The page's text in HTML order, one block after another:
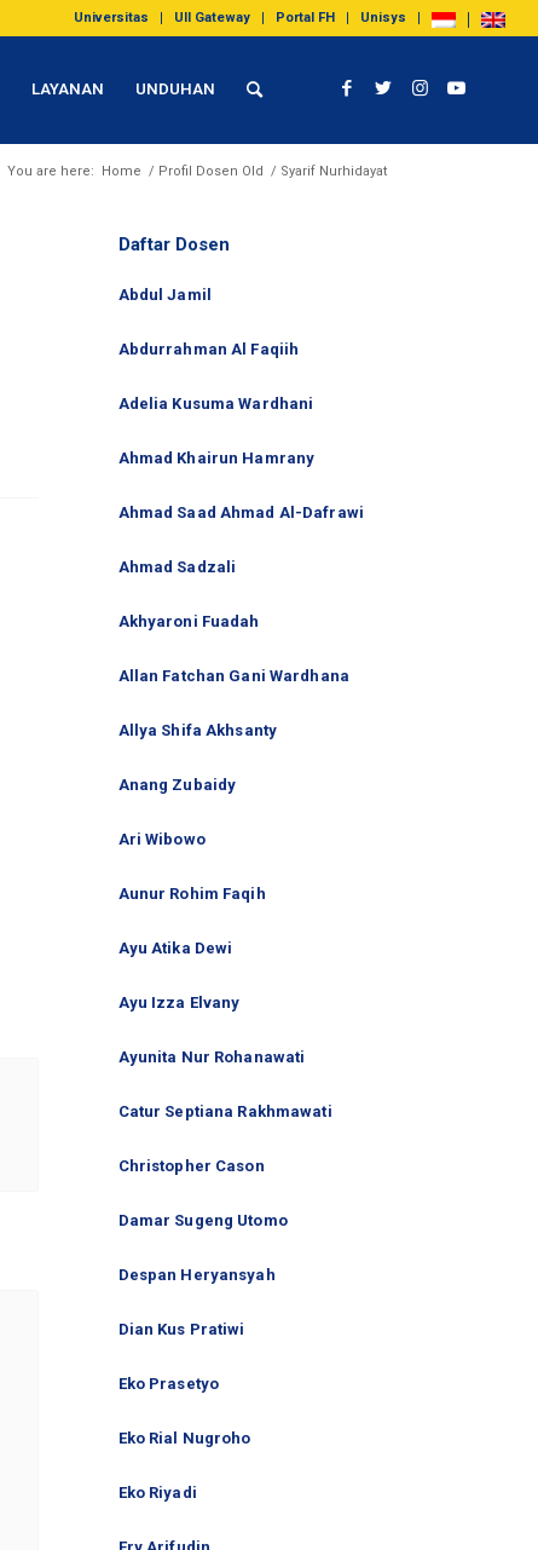
Universitas UII Gateway Portal FH Unisys
LAYANAN UNDUHAN
You are here: Home / Profil Dosen Old / Syarif Nurhidayat
Daftar Dosen
Abdul Jamil
Abdurrahman Al Faqiih
Adelia Kusuma Wardhani
Ahmad Khairun Hamrany
Ahmad Saad Ahmad Al-Dafrawi
Ahmad Sadzali
Akhyaroni Fuadah
Allan Fatchan Gani Wardhana
Allya Shifa Akhsanty
Anang Zubaidy
Ari Wibowo
Aunur Rohim Faqih
Ayu Atika Dewi
Ayu Izza Elvany
Ayunita Nur Rohanawati
Catur Septiana Rakhmawati
Christopher Cason
Damar Sugeng Utomo
Despan Heryansyah
Dian Kus Pratiwi
Eko Prasetyo
Eko Rial Nugroho
Eko Riyadi
Ery Arifudin